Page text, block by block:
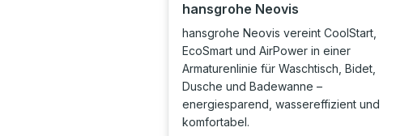
hansgrohe Neovis
hansgrohe Neovis vereint CoolStart,
EcoSmart und AirPower in einer
Armaturenlinie für Waschtisch, Bidet,
Dusche und Badewanne –
energiesparend, wassereffizient und
komfortabel.